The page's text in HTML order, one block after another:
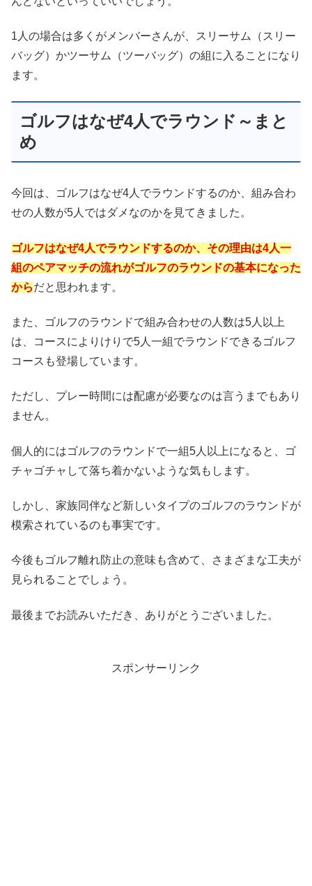
1人の場合は多くがメンバーさんが、スリーサム（スリー
バッグ）かツーサム（ツーバッグ）の組に入ることになり
ます。
ゴルフはなぜ4人でラウンド～まと
め
今回は、ゴルフはなぜ4人でラウンドするのか、組み合わ
せの人数が5人ではダメなのかを見てきました。
ゴルフはなぜ4人でラウンドするのか、その理由は4人一
組のペアマッチの流れがゴルフのラウンドの基本になった
からだと思われます。
また、ゴルフのラウンドで組み合わせの人数は5人以上
は、コースによりけりで5人一組でラウンドできるゴルフ
コースも登場しています。
ただし、プレー時間には配慮が必要なのは言うまでもあり
ません。
個人的にはゴルフのラウンドで一組5人以上になると、ゴ
チャゴチャして落ち着かないような気もします。
しかし、家族同伴など新しいタイプのゴルフのラウンドが
模索されているのも事実です。
今後もゴルフ離れ防止の意味も含めて、さまざまな工夫が
見られることでしょう。
最後までお読みいただき、ありがとうございました。
スポンサーリンク